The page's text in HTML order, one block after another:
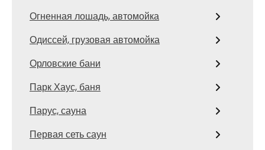
Огненная лошадь, автомойка
Одиссей, грузовая автомойка
Орловские бани
Парк Хаус, баня
Парус, сауна
Первая сеть саун